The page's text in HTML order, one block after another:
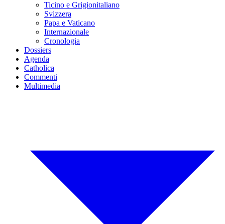
Ticino e Grigionitaliano
Svizzera
Papa e Vaticano
Internazionale
Cronologia
Dossiers
Agenda
Catholica
Commenti
Multimedia